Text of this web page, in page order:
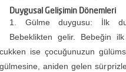
Duygusal Gelişimin Dönemleri
Gülme duygusu: İlk
Bebeklikten gelir. Bebeğin
ise çocuğunuzun
aniden gelen